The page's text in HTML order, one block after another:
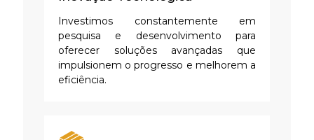
Investimos constantemente em
pesquisa e desenvolvimento para
oferecer soluções avançadas que
impulsionem o progresso e melhorem a
eficiência.